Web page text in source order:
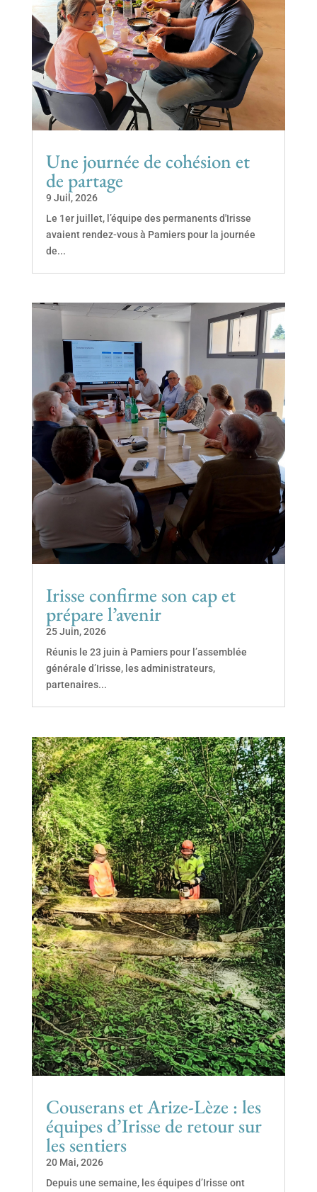
Une journée de cohésion et
de partage
9 Juil, 2026
Le 1er juillet, l’équipe des permanents d'Irisse
avaient rendez-vous à Pamiers pour la journée
de...
Irisse confirme son cap et
prépare l’avenir
25 Juin, 2026
Réunis le 23 juin à Pamiers pour l’assemblée
générale d’Irisse, les administrateurs,
partenaires...
Couserans et Arize-Lèze : les
équipes d’Irisse de retour sur
les sentiers
20 Mai, 2026
Depuis une semaine, les équipes d’Irisse ont